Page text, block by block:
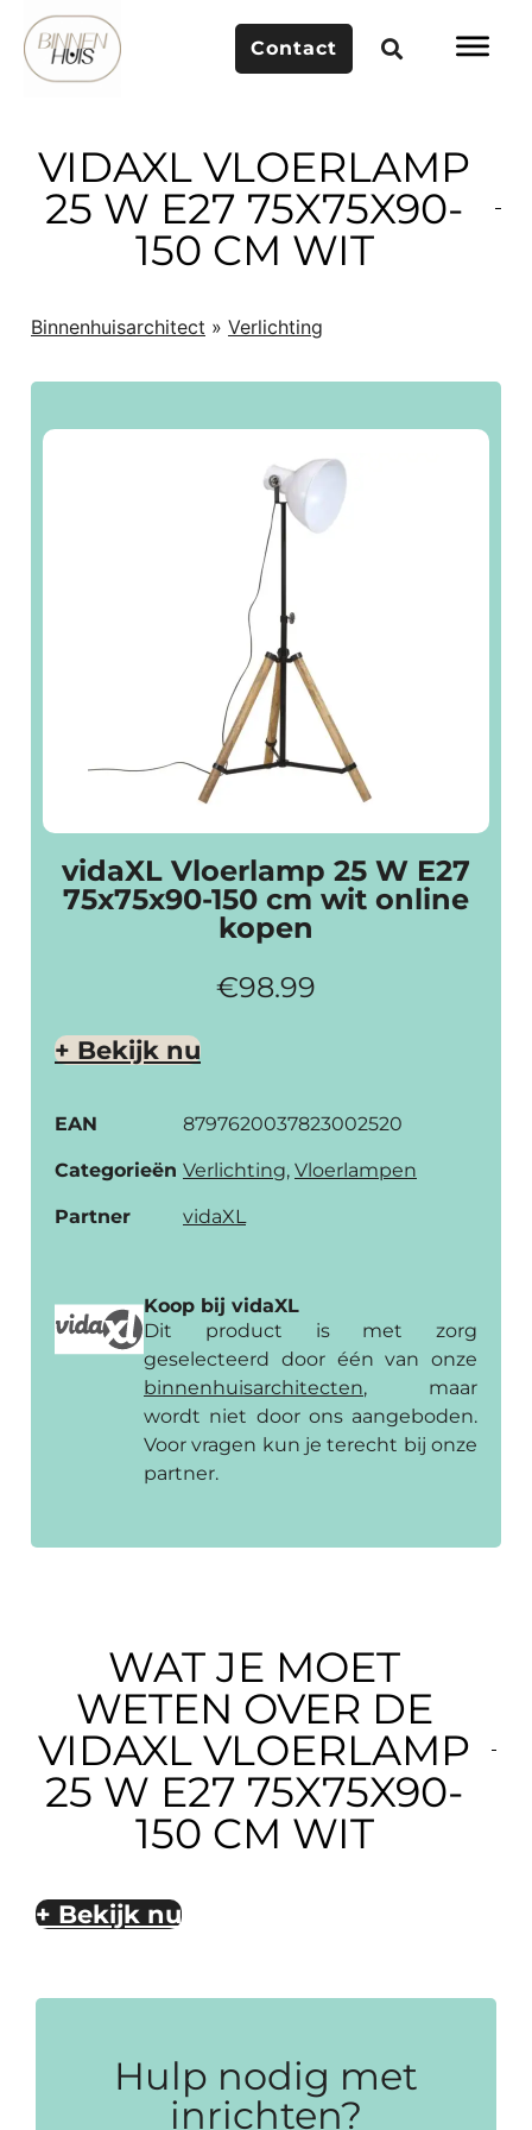
Contact
VIDAXL VLOERLAMP
25 W E27 75X75X90-
150 CM WIT
Binnenhuisarchitect » Verlichting
vidaXL Vloerlamp 25 W E27
75x75x90-150 cm wit online
kopen
€98.99
+ Bekijk nu
EAN 8797620037823002520
Categorieën Verlichting, Vloerlampen
Partner vidaXL
Koop bij vidaXL
Dit product is met zorg
geselecteerd door één van onze
binnenhuis­architecten, maar
wordt niet door ons aangeboden.
Voor vragen kun je terecht bij onze
partner.
WAT JE MOET
WETEN OVER DE
VIDAXL VLOERLAMP
25 W E27 75X75X90-
150 CM WIT
+ Bekijk nu
Hulp nodig met
inrichten?